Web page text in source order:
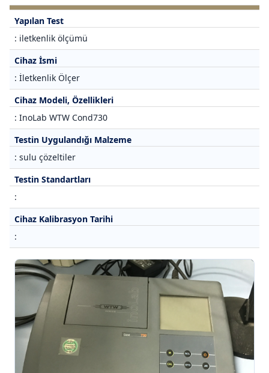
Yapılan Test
: iletkenlik ölçümü
Cihaz İsmi
: İletkenlik Ölçer
Cihaz Modeli, Özellikleri
: InoLab WTW Cond730
Testin Uygulandığı Malzeme
: sulu çözeltiler
Testin Standartları
:
Cihaz Kalibrasyon Tarihi
: